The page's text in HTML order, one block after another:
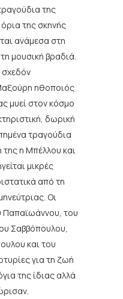
της
της σκηνής
ανάμεσα στη
μουσική βραδιά.
ηθοποιός
μυεί στον κόσμο
δωρική
τραγούδια
η Μπέλλου και
μικρές
από τη
Οι
Παπαϊωάννου, του
Σαββόπουλου,
και του
για τη ζωή
της ίδιας αλλά